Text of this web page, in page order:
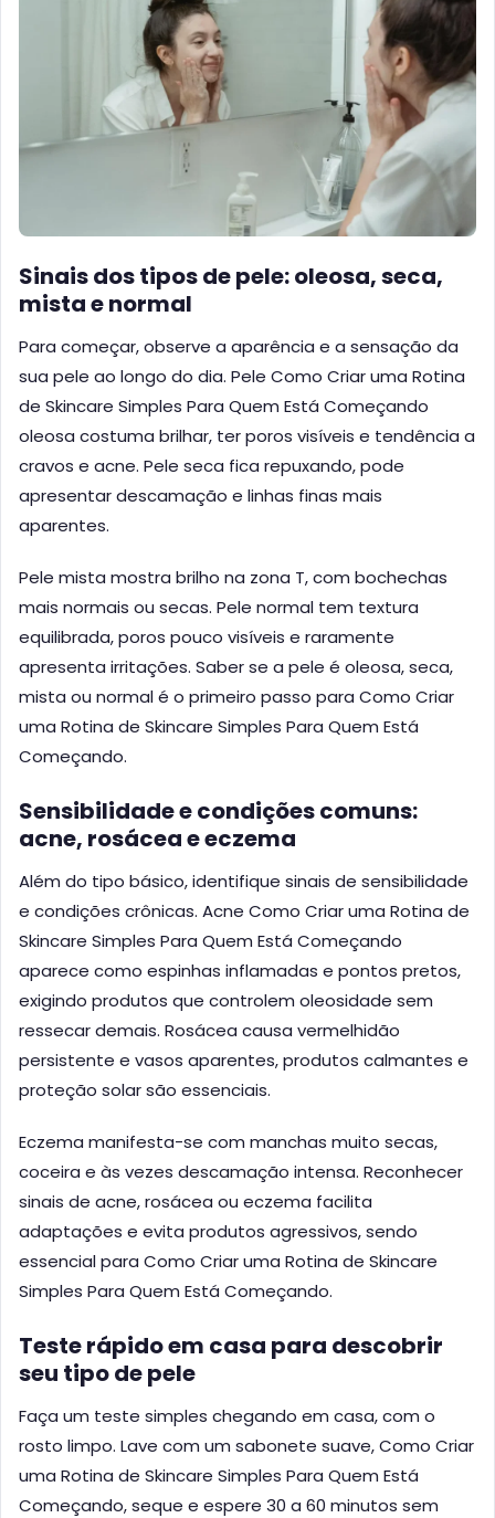
Sinais dos tipos de pele: oleosa, seca,
mista e normal
Para começar, observe a aparência e a sensação da
sua pele ao longo do dia. Pele Como Criar uma Rotina
de Skincare Simples Para Quem Está Começando
oleosa costuma brilhar, ter poros visíveis e tendência a
cravos e acne. Pele seca fica repuxando, pode
apresentar descamação e linhas finas mais
aparentes.
Pele mista mostra brilho na zona T, com bochechas
mais normais ou secas. Pele normal tem textura
equilibrada, poros pouco visíveis e raramente
apresenta irritações. Saber se a pele é oleosa, seca,
mista ou normal é o primeiro passo para Como Criar
uma Rotina de Skincare Simples Para Quem Está
Começando.
Sensibilidade e condições comuns:
acne, rosácea e eczema
Além do tipo básico, identifique sinais de sensibilidade
e condições crônicas. Acne Como Criar uma Rotina de
Skincare Simples Para Quem Está Começando
aparece como espinhas inflamadas e pontos pretos,
exigindo produtos que controlem oleosidade sem
ressecar demais. Rosácea causa vermelhidão
persistente e vasos aparentes, produtos calmantes e
proteção solar são essenciais.
Eczema manifesta-se com manchas muito secas,
coceira e às vezes descamação intensa. Reconhecer
sinais de acne, rosácea ou eczema facilita
adaptações e evita produtos agressivos, sendo
essencial para Como Criar uma Rotina de Skincare
Simples Para Quem Está Começando.
Teste rápido em casa para descobrir
seu tipo de pele
Faça um teste simples chegando em casa, com o
rosto limpo. Lave com um sabonete suave, Como Criar
uma Rotina de Skincare Simples Para Quem Está
Começando, seque e espere 30 a 60 minutos sem